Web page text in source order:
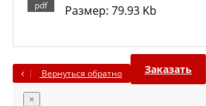
Размер: 79.93 Kb
Вернуться обратно Заказать
×